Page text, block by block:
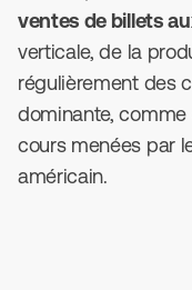
ventes de billets
verticale, de la
régulièrement des
dominante,
cours menées par
américain.